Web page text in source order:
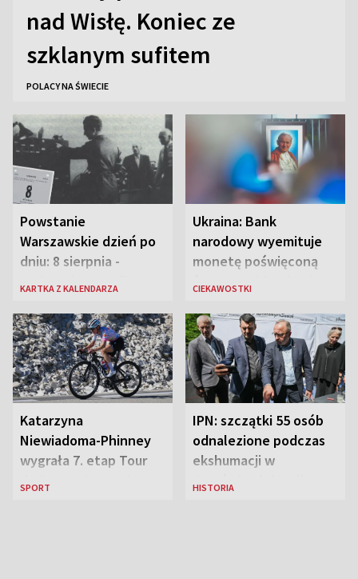
nad Wisłę. Koniec ze
szklanym sufitem
POLACY NA ŚWIECIE
Powstanie
Warszawskie dzień po
dniu: 8 sierpnia -
rozbrzmiewa radio
„Antka Rozpylacza”
KARTKA Z KALENDARZA
Ukraina: Bank
narodowy wyemituje
monetę poświęconą
św. Janowi Pawłowi II
CIEKAWOSTKI
Katarzyna
Niewiadoma-Phinney
wygrała 7. etap Tour
de France i została
SPORT
IPN: szczątki 55 osób
odnalezione podczas
ekshumacji w
Ostrówkach i Woli
HISTORIA